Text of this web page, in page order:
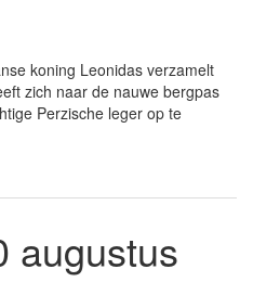
koning Leonidas verzamelt
zich naar de nauwe bergpas
Perzische leger op te
augustus